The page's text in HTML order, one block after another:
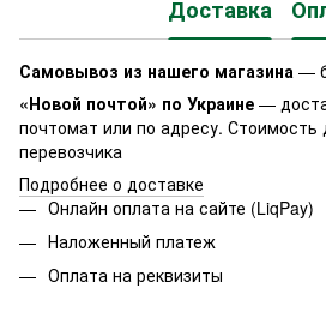
Доставка
Самовывоз из нашего магазина —
«Новой почтой» по Украине —
почтомат или по адресу.
перевозчика
Подробнее о доставке
Онлайн оплата на сайте (LiqPay)
Наложенный платеж
Оплата на реквизиты